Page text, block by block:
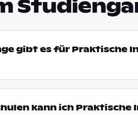
gibt es für Praktische
kann ich